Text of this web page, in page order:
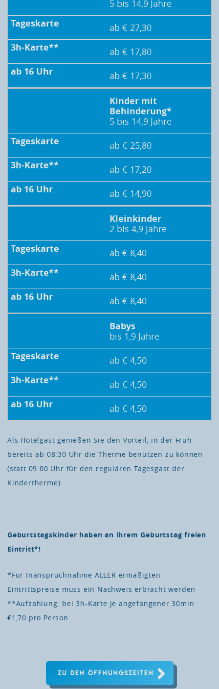
5 bis 14,9 Jahre
ab € 27,30
ab € 17,80
ab € 17,30
Kinder mit
Behinderung*
5 bis 14,9 Jahre
ab € 25,80
ab € 17,20
ab € 14,90
Kleinkinder
2 bis 4,9 Jahre
ab € 8,40
ab € 8,40
ab € 8,40
Babys
bis 1,9 Jahre
ab € 4,50
ab € 4,50
ab € 4,50
Als Hotelgast genießen Sie den Vorteil, in der Früh
bereits ab 08:30 Uhr die Therme benützen zu können
(statt 09:00 Uhr für den regulären Tagesgast der
Kindertherme).
Geburtstagskinder haben an ihrem Geburtstag freien
Eintritt*!
*Für Inanspruchnahme ALLER ermäßigten
Eintrittspreise muss ein Nachweis erbracht werden
**Aufzahlung: bei 3h-Karte je angefangener 30min
€1,70 pro Person
ZU DEN ÖFFNUNGSZEITEN